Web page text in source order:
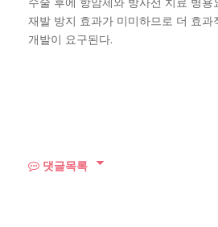
재발 방지 효과가 미미하므로 더 효과
개발이 요구된다.
댓글목록